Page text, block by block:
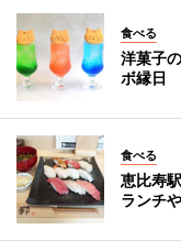
食べる
洋菓子
ボ縁日
食べる
恵比寿
ランチ